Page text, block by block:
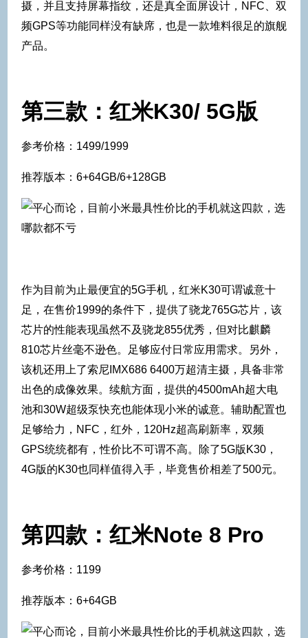
摄，并且支持屏幕指纹，还是真全面屏设计，NFC、双
频GPS等功能同样没有缺席，也是一款堆料很足的旗舰
产品。
第三款：红米K30/ 5G版
参考价格：1499/1999
推荐版本：6+64GB/6+128GB
作为目前为止最便宜的5G手机，红米K30可谓诚意十
足，在售价1999的条件下，提供了骁龙765G芯片，该
芯片的性能表现虽然不及骁龙855优秀，但对比麒麟
810芯片丝毫不逊色。足够应付日常应用需求。另外，
该机还用上了索尼IMX686 6400万超清主摄，具备非常
出色的成像效果。续航方面，提供的4500mAh超大电
池和30W超级泵快充也能体现小米的诚意。辅助配置也
足够给力，NFC，红外，120Hz超高刷新率，双频
GPS统统都有，性价比不可谓不高。除了5G版K30，
4G版的K30也同样值得入手，毕竟售价相差了500元。
第四款：红米Note 8 Pro
参考价格：1199
推荐版本：6+64GB